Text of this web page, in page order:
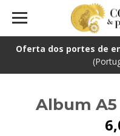
Oferta dos portes de
Album